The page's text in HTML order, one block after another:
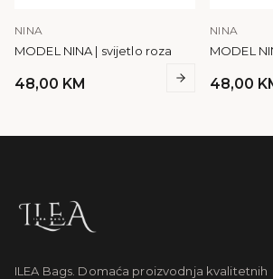
NINA
MODEL NINA | svijetlo roza
48,00 KM
NINA
MODEL
48,00
ILEA Bags. Domaća proizvodnja kvalitetnih